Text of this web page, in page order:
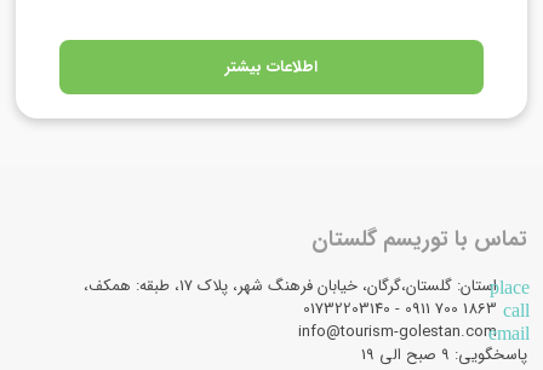
اطلاعات بیشتر
تماس با توریسم گلستان
placeاستان: گلستان،گرگان، خیابان فرهنگ شهر، پلاک 17، طبقه: همکف،
call
email
info@tourism-golestan.com
پاسخگویی: ۹ صبح الی 19